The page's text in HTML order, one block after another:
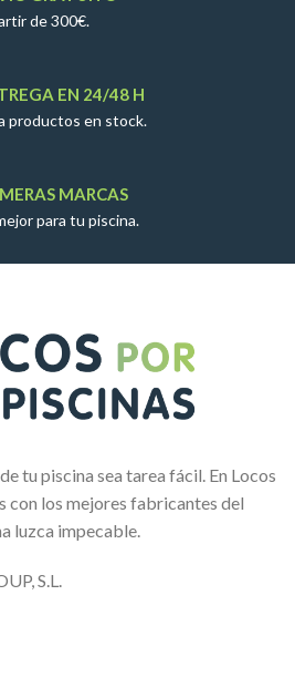
de 300€.
EN 24/48 H
productos en stock.
MARCAS
para tu piscina.
tu piscina sea tarea fácil. En Locos
con los mejores fabricantes del
luzca impecable.
S.L.